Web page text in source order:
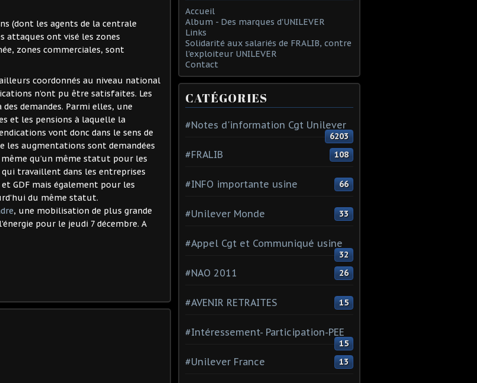
(dont les agents de la centrale
attaques ont visé les zones
zones commerciales, sont
coordonnés au niveau national
n’ont pu être satisfaites. Les
demandes. Parmi elles, une
et les pensions à laquelle la
vont donc dans le sens de
les augmentations sont demandées
qu’un même statut pour les
travaillent dans les entreprises
GDF mais également pour les
du même statut.
, une mobilisation de plus grande
pour le jeudi 7 décembre. A
Accueil
Album - Des marques d'UNILEVER
Links
Solidarité aux salariés de FRALIB, contre
l'exploiteur UNILEVER
Contact
CATÉGORIES
#Notes d'information Cgt Unilever
6203
#FRALIB 108
#INFO importante usine 66
#Unilever Monde 33
#Appel Cgt et Communiqué usine
32
#NAO 2011 26
#AVENIR RETRAITES 15
#Intéressement- Participation-PEE
15
#Unilever France 13